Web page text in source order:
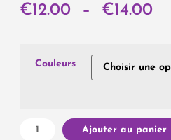
€12.00 – €14.00
Couleurs
Ajouter au panier